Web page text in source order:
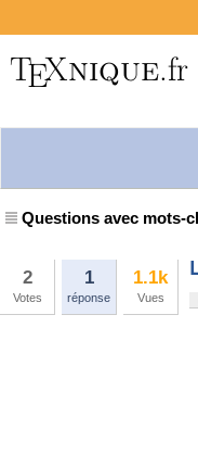
Questions avec mots-
2
Votes
1
réponse
1.1k
Vues